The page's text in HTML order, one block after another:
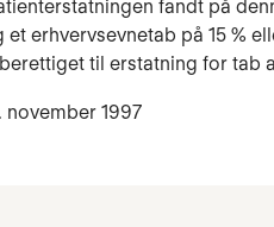
fandt på
erhvervsevnetab på 15 %
til erstatning for tab
november 1997